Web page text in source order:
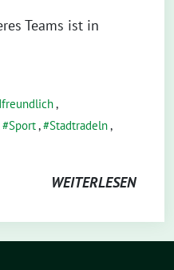
Teams ist in
,
Sport, Stadtradeln,
WEITERLESEN